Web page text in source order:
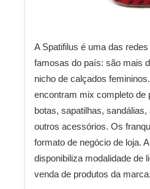
A Spatifilus é uma das
famosas do país: são mais
nicho de calçados
encontram mix completo de
botas, sapatilhas,
outros acessórios. Os
formato de negócio de loja.
disponibiliza modalidade de
venda de produtos da marca.